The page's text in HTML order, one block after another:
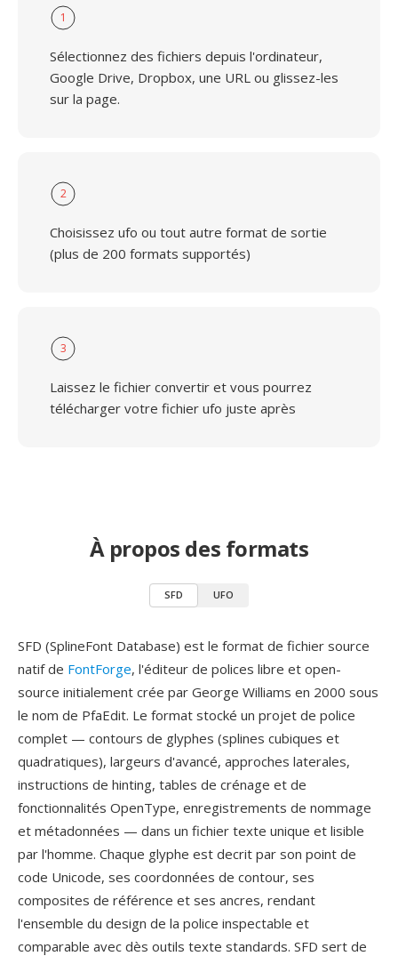
1
Sélectionnez des fichiers depuis l'ordinateur,
Google Drive, Dropbox, une URL ou glissez-les
sur la page.
2
Choisissez ufo ou tout autre format de sortie
(plus de 200 formats supportés)
3
Laissez le fichier convertir et vous pourrez
télécharger votre fichier ufo juste après
À propos des formats
SFD UFO
SFD (SplineFont Database) est le format de fichier source
natif de FontForge, l'éditeur de polices libre et open-
source initialement crée par George Williams en 2000 sous
le nom de PfaEdit. Le format stocké un projet de police
complet — contours de glyphes (splines cubiques et
quadratiques), largeurs d'avancé, approches laterales,
instructions de hinting, tables de crénage et de
fonctionnalités OpenType, enregistrements de nommage
et métadonnées — dans un fichier texte unique et lisible
par l'homme. Chaque glyphe est decrit par son point de
code Unicode, ses coordonnées de contour, ses
composites de référence et ses ancres, rendant
l'ensemble du design de la police inspectable et
comparable avec dès outils texte standards. SFD sert de